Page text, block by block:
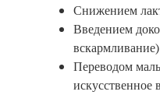
Снижением
Введением
вскармливание)
Переводом
искусственное